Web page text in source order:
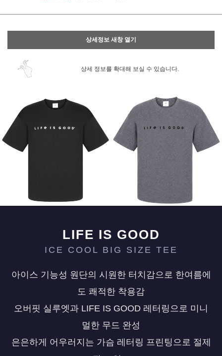
상세정보 새창 열기
상세 정보를 확대해 보실 수 있습니다.
LIFE IS GOOD
ICE COOL BIG SIZE TEE
아이스 기능성 원단의 시원한 터치감으로 한여름에
도 쾌적한 착용감
오버핏 실루엣과 LIFE IS GOOD 레터링으로 미니
멀한 무드 완성
은은하게 어우러지는 가슴 레터링 프린팅으로 절제